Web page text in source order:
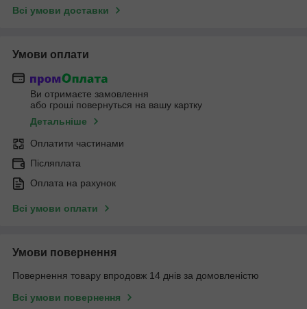
Всі умови доставки
Умови оплати
Ви отримаєте замовлення
або гроші повернуться на вашу картку
Детальніше
Оплатити частинами
Післяплата
Оплата на рахунок
Всі умови оплати
Умови повернення
Повернення товару впродовж 14 днів за домовленістю
Всі умови повернення